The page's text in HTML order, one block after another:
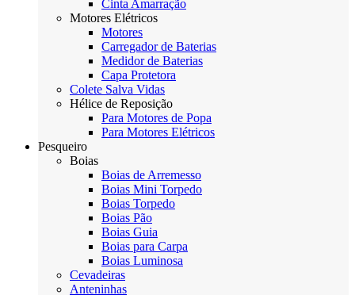
Cinta Amarração
Motores Elétricos
Motores
Carregador de Baterias
Medidor de Baterias
Capa Protetora
Colete Salva Vidas
Hélice de Reposição
Para Motores de Popa
Para Motores Elétricos
Pesqueiro
Boias
Boias de Arremesso
Boias Mini Torpedo
Boias Torpedo
Boias Pão
Boias Guia
Boias para Carpa
Boias Luminosa
Cevadeiras
Anteninhas